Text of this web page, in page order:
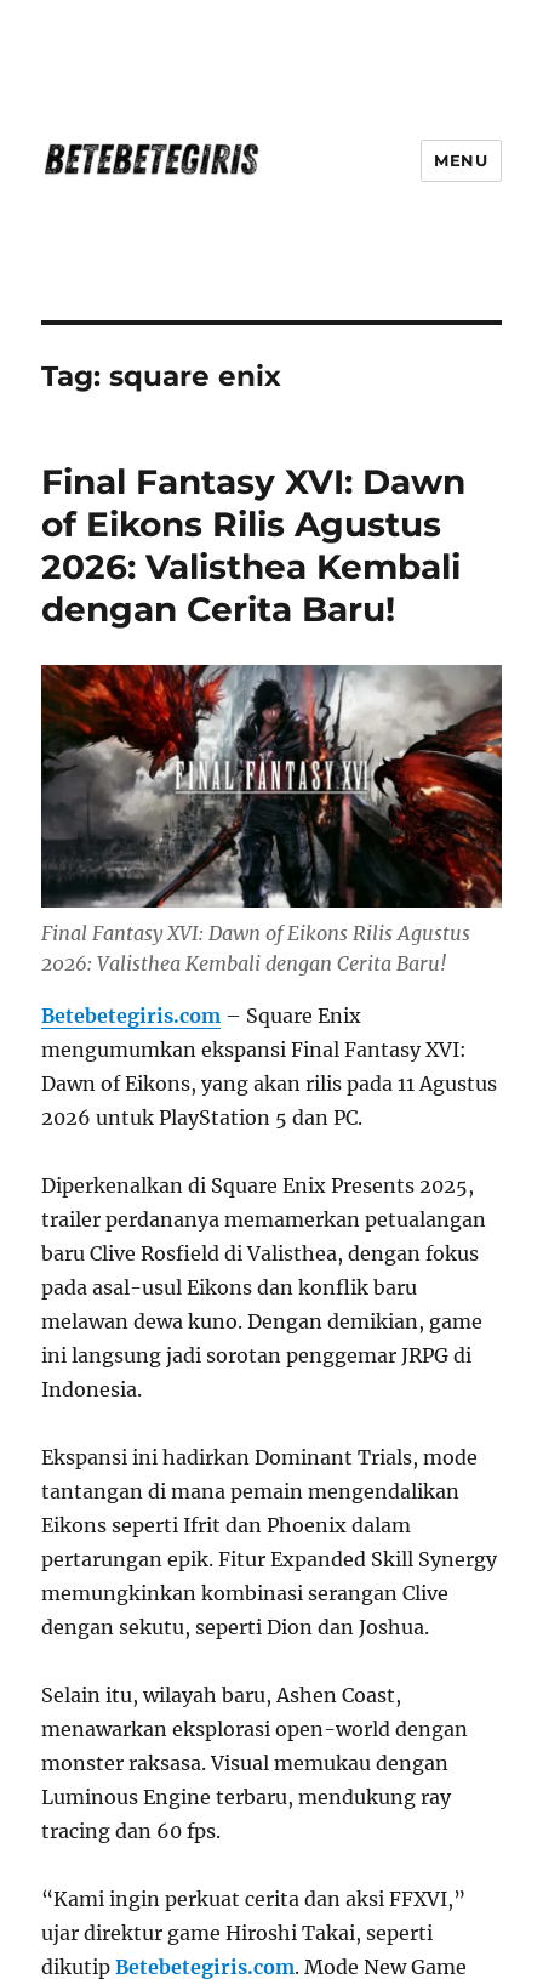
MENU
Tag:square enix
Final Fantasy XVI: Dawn
of Eikons Rilis Agustus
2026: Valisthea Kembali
dengan Cerita Baru!
Final Fantasy XVI: Dawn of Eikons Rilis Agustus
2026: Valisthea Kembali dengan Cerita Baru!
Betebetegiris.com – Square Enix
mengumumkan ekspansi Final Fantasy XVI:
Dawn of Eikons, yang akan rilis pada 11 Agustus
2026 untuk PlayStation 5 dan PC.
Diperkenalkan di Square Enix Presents 2025,
trailer perdananya memamerkan petualangan
baru Clive Rosfield di Valisthea, dengan fokus
pada asal-usul Eikons dan konflik baru
melawan dewa kuno. Dengan demikian, game
ini langsung jadi sorotan penggemar JRPG di
Indonesia.
Ekspansi ini hadirkan Dominant Trials, mode
tantangan di mana pemain mengendalikan
Eikons seperti Ifrit dan Phoenix dalam
pertarungan epik. Fitur Expanded Skill Synergy
memungkinkan kombinasi serangan Clive
dengan sekutu, seperti Dion dan Joshua.
Selain itu, wilayah baru, Ashen Coast,
menawarkan eksplorasi open-world dengan
monster raksasa. Visual memukau dengan
Luminous Engine terbaru, mendukung ray
tracing dan 60 fps.
“Kami ingin perkuat cerita dan aksi FFXVI,”
ujar direktur game Hiroshi Takai, seperti
dikutipBetebetegiris.com. Mode New Game